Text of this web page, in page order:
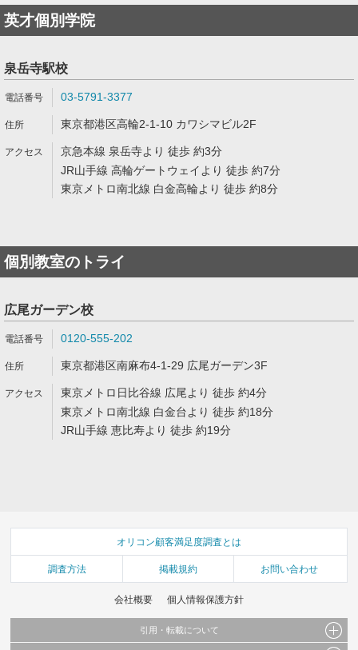
英才個別学院
泉岳寺駅校
03-5791-3377
東京都港区高輪2-1-10 カワシマビル2F
京急本線 泉岳寺より 徒歩 約3分
JR山手線 高輪ゲートウェイより 徒歩 約7分
東京メトロ南北線 白金高輪より 徒歩 約8分
個別教室のトライ
広尾ガーデン校
0120-555-202
東京都港区南麻布4-1-29 広尾ガーデン3F
東京メトロ日比谷線 広尾より 徒歩 約4分
東京メトロ南北線 白金台より 徒歩 約18分
JR山手線 恵比寿より 徒歩 約19分
オリコン顧客満足度調査とは
調査方法 掲載規約 お問い合わせ
会社概要 個人情報保護方針
引用・転載について